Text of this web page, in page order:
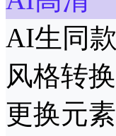
AI生同款
风格转换
更换元素